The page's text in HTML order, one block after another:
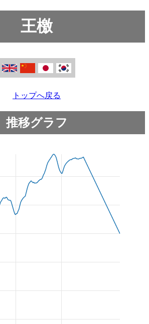
王檄
トップへ戻る
推移グラフ